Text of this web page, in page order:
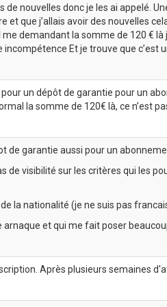
nouvelles donc je les ai appelé.
que j’allais avoir des nouvelles
me demandant la somme de 120 €
Et je trouve que c’est
pour un dépôt de garantie pour un
la somme de 120€ là, ce n’est
de garantie aussi pour un
de visibilité sur les critères qui les
la nationalité (je ne suis pas
et qui me fait poser
Après plusieurs semaines